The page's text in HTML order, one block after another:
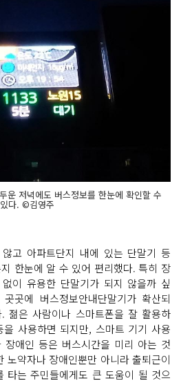
운 저녁에도 버스정보를 한눈에 확인할 수
있다. ©김영주
고 아파트단지 내에 있는 단말기 등
한눈에 알 수 있어 편리했다. 특히 장
이 유용한 단말기가 되지 않을까 싶
곳에 버스정보안내단말기가 확산되
젊은 사람이나 스마트폰을 잘 활용하
사용하면 되지만, 스마트 기기 사용
장애인 등은 버스시간을 미리 아는 것
노약자나 장애인뿐만 아니라 출퇴근이
타는 주민들에게도 큰 도움이 될 것으